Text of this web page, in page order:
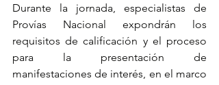
Durante la jornada, especialistas de
Provías Nacional expondrán los
requisitos de calificación y el proceso
para la presentación de
manifestaciones de interés, en el marco